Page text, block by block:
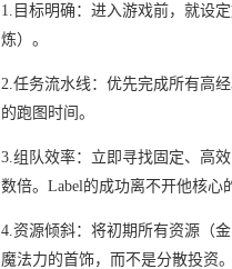
1.目标明确：进入游戏前，就设
炼）。
2.任务流水线：优先完成所有高
的跑图时间。
3.组队效率：立即寻找固定、高
数倍。Label的成功离不开他核心
4.资源倾斜：将初期所有资源（
魔法力的首饰，而不是分散投资。